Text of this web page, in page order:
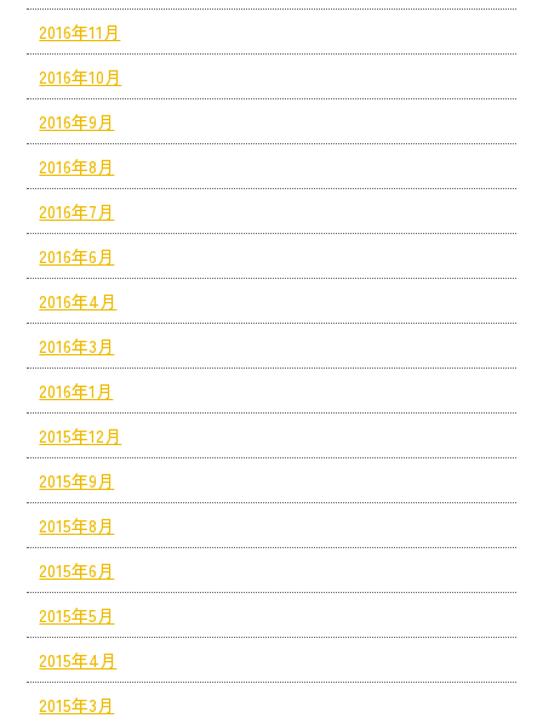
2016年11月
2016年10月
2016年9月
2016年8月
2016年7月
2016年6月
2016年4月
2016年3月
2016年1月
2015年12月
2015年9月
2015年8月
2015年6月
2015年5月
2015年4月
2015年3月